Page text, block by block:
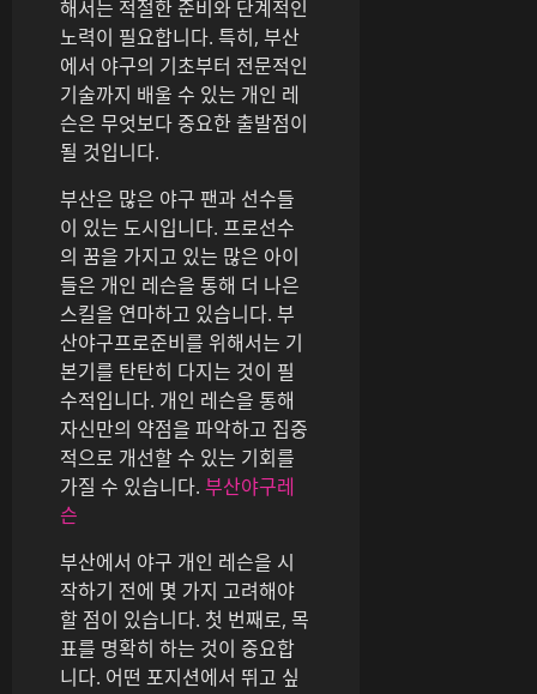
해서는 적절한 준비와 단계적인
노력이 필요합니다. 특히, 부산
에서 야구의 기초부터 전문적인
기술까지 배울 수 있는 개인 레
슨은 무엇보다 중요한 출발점이
될 것입니다.
부산은 많은 야구 팬과 선수들
이 있는 도시입니다. 프로선수
의 꿈을 가지고 있는 많은 아이
들은 개인 레슨을 통해 더 나은
스킬을 연마하고 있습니다. 부
산야구프로준비를 위해서는 기
본기를 탄탄히 다지는 것이 필
수적입니다. 개인 레슨을 통해
자신만의 약점을 파악하고 집중
적으로 개선할 수 있는 기회를
가질 수 있습니다. 부산야구레
슨
부산에서 야구 개인 레슨을 시
작하기 전에 몇 가지 고려해야
할 점이 있습니다. 첫 번째로, 목
표를 명확히 하는 것이 중요합
니다. 어떤 포지션에서 뛰고 싶